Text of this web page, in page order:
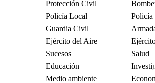
Protección Civil
Policía Local
Policía
Guardia Civil
Ejército del Aire
Sucesos
Salud
Educación
Medio ambiente